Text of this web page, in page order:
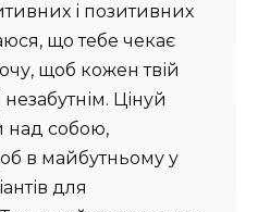
і позитивних
що тебе чекає
щоб кожен твій
Цінуй
над собою,
в майбутньому у
для